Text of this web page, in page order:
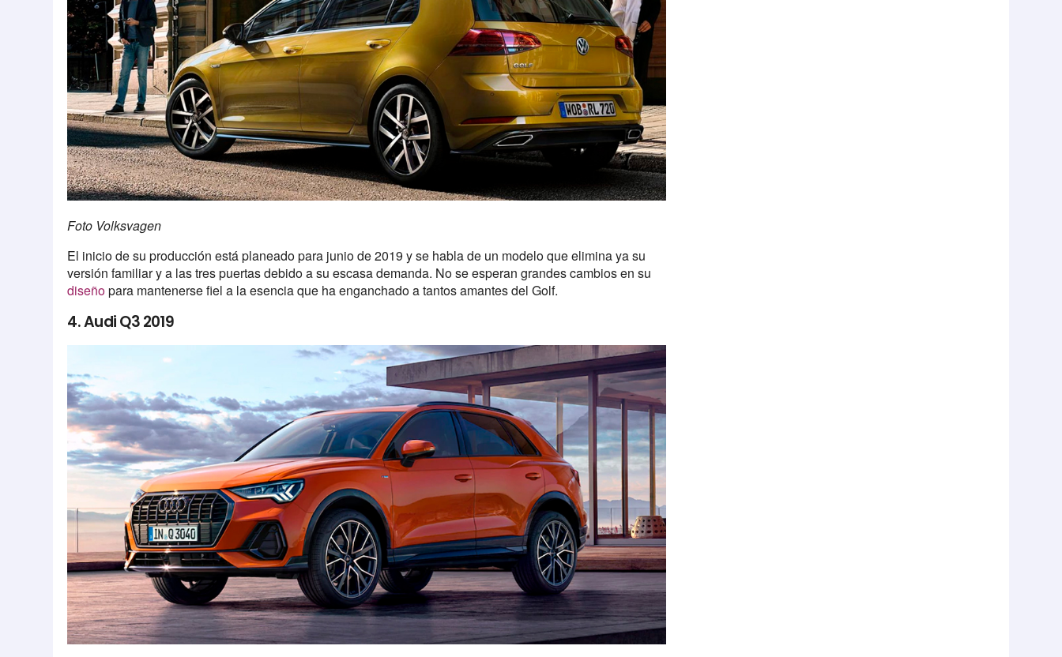
Foto Volksvagen
El inicio de su producción está planeado para junio de 2019 y se habla de un modelo que elimina ya su
versión familiar y a las tres puertas debido a su escasa demanda. No se esperan grandes cambios en su
diseñopara mantenerse fiel a la esencia que ha enganchado a tantos amantes del Golf.
4. Audi Q3 2019